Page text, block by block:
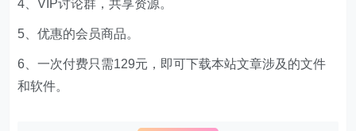
4、VIP讨论群，共享资源。
5、优惠的会员商品。
6、一次付费只需129元，即可下载本站文章涉及的文件
和软件。